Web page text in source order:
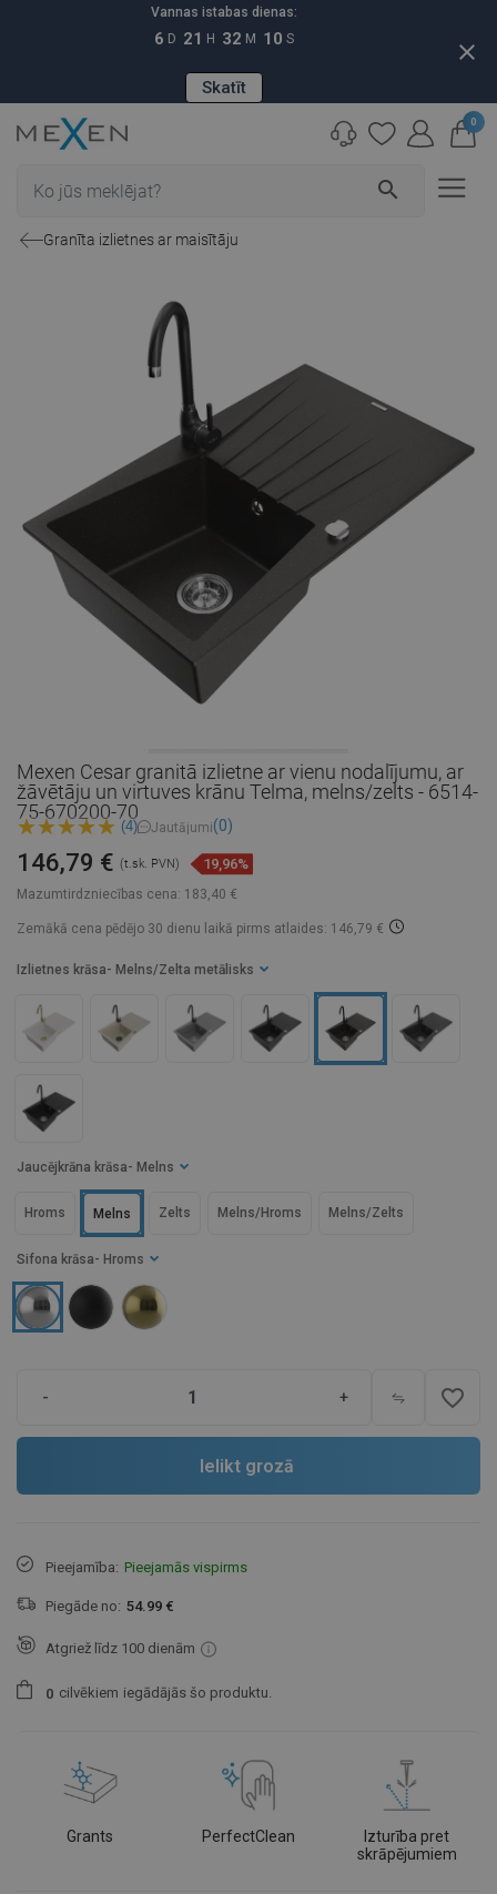
Vannas istabas dienas:
6 D 21 H 32 M 09 S
Skatīt
close
search
0
Granīta izlietnes ar maisītāju
Mexen Cesar granitā izlietne ar vienu nodalījumu, ar
žāvētāju un virtuves krānu Telma, melns/zelts - 6514-
75-670200-70
(4) Jautājumi(0)
Mazumtirdzniecības cena: 183,40 €
146,79 € (t.sk. PVN) 19,96%
Zemākā cena pēdējo 30 dienu laikā pirms atlaides: 146,79 €
Sifona krāsa - Hroms
Izlietnes krāsa - Melns/Zelta metālisks
Jaucējkrāna krāsa - Melns
Hroms Melns Zelts Melns/Hroms Melns/Zelts
- + favorite_border
Ielikt grozā
Pieejamība: Pieejamās vispirms
Piegāde no: 54.99 €
Atgriež līdz 100 dienām
0 cilvēkiem iegādājās šo produktu.
Grants PerfectClean
Izturība pret
skrāpējumiem